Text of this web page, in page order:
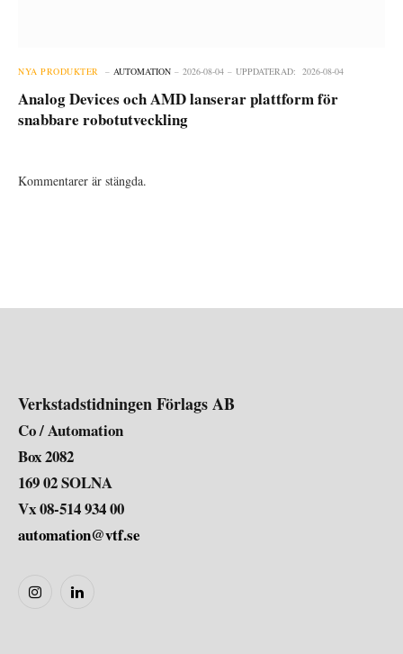
NYA PRODUKTER AUTOMATION 2026-08-04 UPPDATERAD: 2026-08-04
Analog Devices och AMD lanserar plattform för
snabbare robotutveckling
Kommentarer är stängda.
Verkstadstidningen Förlags AB
Co / Automation
Box 2082
169 02 SOLNA
Vx 08-514 934 00
automation@vtf.se
InstagramLinkedIn